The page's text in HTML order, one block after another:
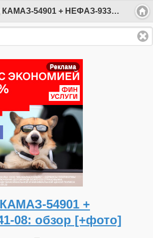
Автопоезд КАМАЗ-54901 + НЕФАЗ-93341-08: обзор [+фото]
Реклама
54901 +
08: обзор [+фото]